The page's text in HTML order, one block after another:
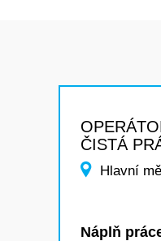
ČISTÁ
Hlavní
Náplň